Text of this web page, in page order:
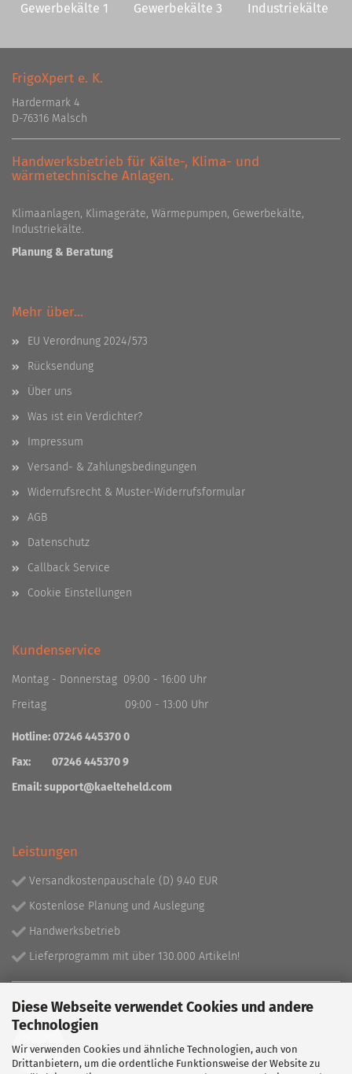
Diese Webseite verwendet Cookies und andere
Technologien
Wir verwenden Cookies und ähnliche Technologien, auch von
Drittanbietern, um die ordentliche Funktionsweise der Website zu
Gewerbekälte 1 Gewerbekälte 3 Industriekälte
FrigoXpert e. K.
Hardermark 4
D-76316 Malsch
Handwerksbetrieb für Kälte-, Klima- und
wärmetechnische Anlagen.
Klimaanlagen, Klimageräte, Wärmepumpen, Gewerbekälte,
Industriekälte.
Planung & Beratung
Mehr über...
EU Verordnung 2024/573
Rücksendung
Über uns
Was ist ein Verdichter?
Impressum
Versand- & Zahlungsbedingungen
Widerrufsrecht & Muster-Widerrufsformular
AGB
Datenschutz
Callback Service
Cookie Einstellungen
Kundenservice
Montag - Donnerstag 09:00 - 16:00 Uhr
Freitag 09:00 - 13:00 Uhr
Hotline: 07246 445370 0
Fax: 07246 445370 9
Email:support@kaelteheld.com
Leistungen
Versandkostenpauschale (D) 9.40 EUR
Kostenlose Planung und Auslegung
Handwerksbetrieb
Lieferprogramm mit über 130.000 Artikeln!
Partner